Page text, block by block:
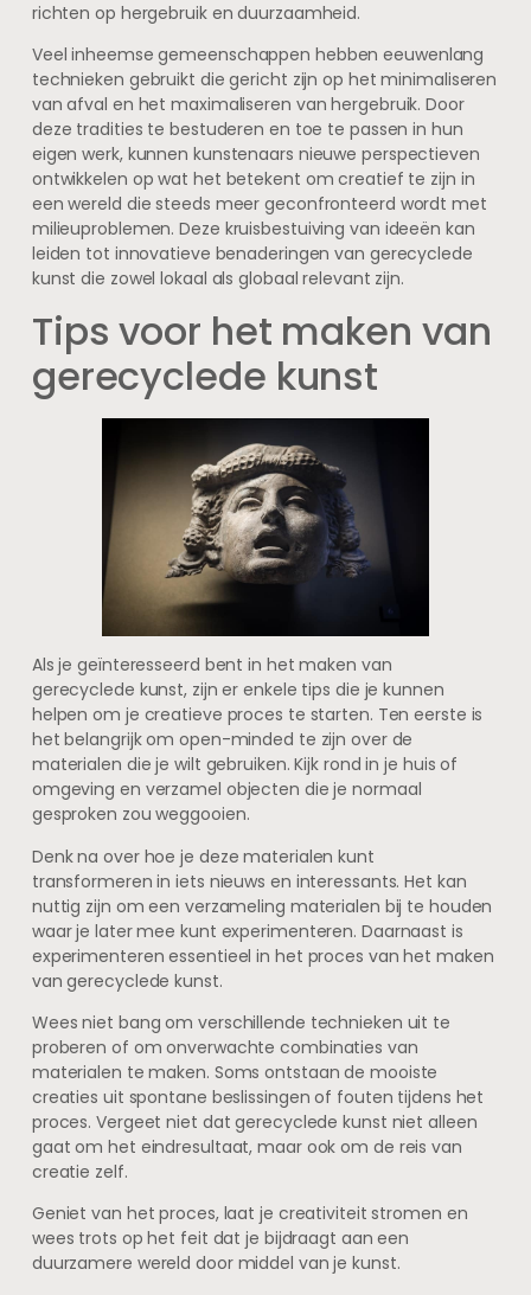
richten op hergebruik en duurzaamheid.
Veel inheemse gemeenschappen hebben eeuwenlang
technieken gebruikt die gericht zijn op het minimaliseren
van afval en het maximaliseren van hergebruik. Door
deze tradities te bestuderen en toe te passen in hun
eigen werk, kunnen kunstenaars nieuwe perspectieven
ontwikkelen op wat het betekent om creatief te zijn in
een wereld die steeds meer geconfronteerd wordt met
milieuproblemen. Deze kruisbestuiving van ideeën kan
leiden tot innovatieve benaderingen van gerecyclede
kunst die zowel lokaal als globaal relevant zijn.
Tips voor het maken van
gerecyclede kunst
Als je geïnteresseerd bent in het maken van
gerecyclede kunst, zijn er enkele tips die je kunnen
helpen om je creatieve proces te starten. Ten eerste is
het belangrijk om open-minded te zijn over de
materialen die je wilt gebruiken. Kijk rond in je huis of
omgeving en verzamel objecten die je normaal
gesproken zou weggooien.
Denk na over hoe je deze materialen kunt
transformeren in iets nieuws en interessants. Het kan
nuttig zijn om een verzameling materialen bij te houden
waar je later mee kunt experimenteren. Daarnaast is
experimenteren essentieel in het proces van het maken
van gerecyclede kunst.
Wees niet bang om verschillende technieken uit te
proberen of om onverwachte combinaties van
materialen te maken. Soms ontstaan de mooiste
creaties uit spontane beslissingen of fouten tijdens het
proces. Vergeet niet dat gerecyclede kunst niet alleen
gaat om het eindresultaat, maar ook om de reis van
creatie zelf.
Geniet van het proces, laat je creativiteit stromen en
wees trots op het feit dat je bijdraagt aan een
duurzamere wereld door middel van je kunst.